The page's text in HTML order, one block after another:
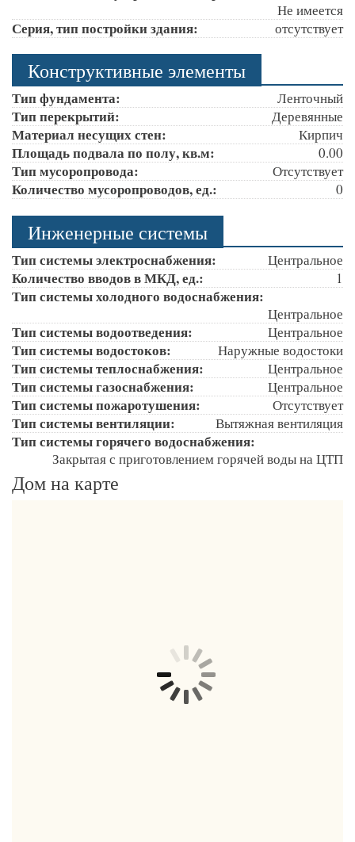
Не имеется
Серия, тип постройки здания: отсутствует
Конструктивные элементы
Тип фундамента: Ленточный
Тип перекрытий: Деревянные
Материал несущих стен: Кирпич
Площадь подвала по полу, кв.м: 0.00
Тип мусоропровода: Отсутствует
Количество мусоропроводов, ед.: 0
Инженерные системы
Тип системы электроснабжения: Центральное
Количество вводов в МКД, ед.: 1
Тип системы холодного водоснабжения:
Центральное
Тип системы водоотведения: Центральное
Тип системы водостоков: Наружные водостоки
Тип системы теплоснабжения: Центральное
Тип системы газоснабжения: Центральное
Тип системы пожаротушения: Отсутствует
Тип системы вентиляции: Вытяжная вентиляция
Тип системы горячего водоснабжения:
Закрытая с приготовлением горячей воды на ЦТП
Дом на карте